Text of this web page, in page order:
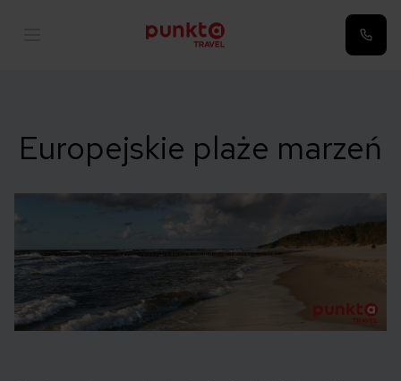
Europejskie plaże marzeń